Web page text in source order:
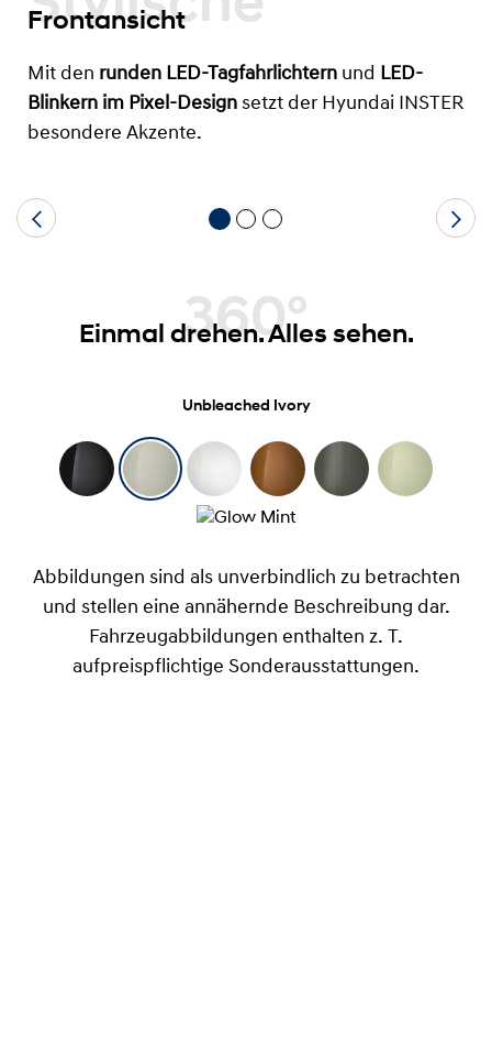
Stylische
Frontansicht
Mit den runden LED-Tagfahrlichtern und LED-
Blinkern im Pixel-Design setzt der Hyundai INSTER
besondere Akzente.
360°
Einmal drehen. Alles sehen.
Unbleached Ivory
Abbildungen sind als unverbindlich zu betrachten
und stellen eine annähernde Beschreibung dar.
Fahrzeugabbildungen enthalten z. T.
aufpreispflichtige Sonderausstattungen.